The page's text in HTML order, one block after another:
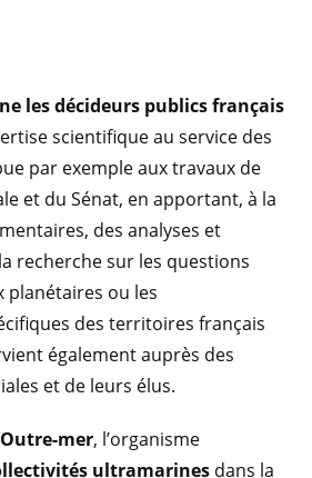
les décideurs publics français
scientifique au service des
par exemple aux travaux de
et du Sénat, en apportant, à la
des analyses et
recherche sur les questions
planétaires ou les
des territoires français
également auprès des
et de leurs élus.
mer, l’organisme
ultramarines dans la